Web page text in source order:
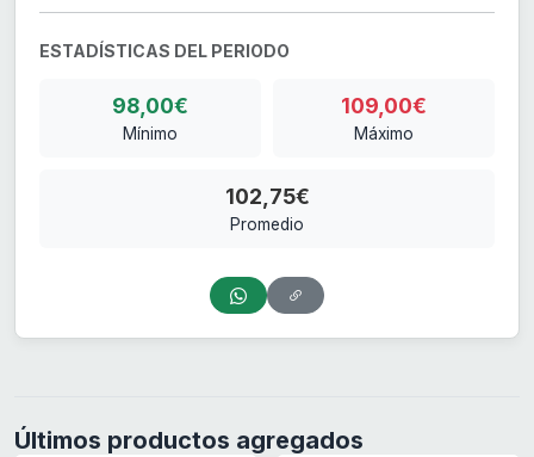
ESTADÍSTICAS DEL PERIODO
98,00€
Mínimo
109,00€
Máximo
102,75€
Promedio
Últimos productos agregados